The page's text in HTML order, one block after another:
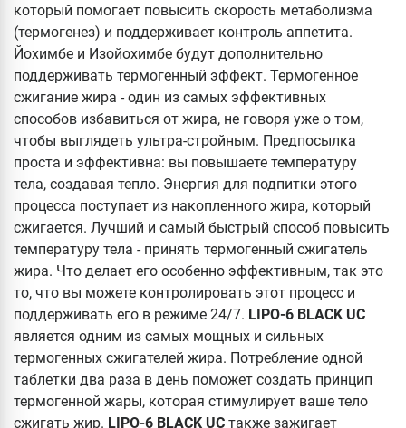
который помогает повысить скорость метаболизма
(термогенез) и поддерживает контроль аппетита.
Йохимбе и Изойохимбе будут дополнительно
поддерживать термогенный эффект. Термогенное
сжигание жира - один из самых эффективных
способов избавиться от жира, не говоря уже о том,
чтобы выглядеть ультра-стройным. Предпосылка
проста и эффективна: вы повышаете температуру
тела, создавая тепло. Энергия для подпитки этого
процесса поступает из накопленного жира, который
сжигается. Лучший и самый быстрый способ повысить
температуру тела - принять термогенный сжигатель
жира. Что делает его особенно эффективным, так это
то, что вы можете контролировать этот процесс и
поддерживать его в режиме 24/7. LIPO-6 BLACK UC
является одним из самых мощных и сильных
термогенных сжигателей жира. Потребление одной
таблетки два раза в день поможет создать принцип
термогенной жары, которая стимулирует ваше тело
сжигать жир. LIPO-6 BLACK UC также зажигает